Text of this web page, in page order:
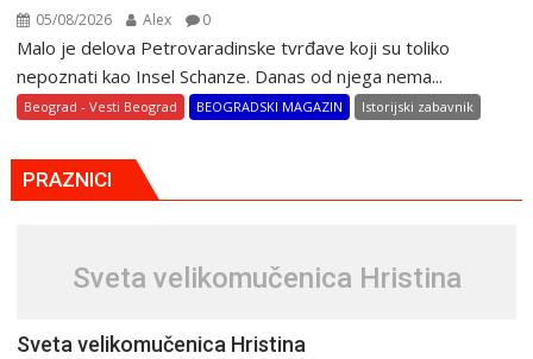
05/08/2026 Alex 0
Malo je delova Petrovaradinske tvrđave koji su toliko
nepoznati kao Insel Schanze. Danas od njega nema...
Beograd - Vesti Beograd BEOGRADSKI MAGAZIN Istorijski zabavnik
PRAZNICI
Svеta vеlikоmučеnica Hristina
Svеta vеlikоmučеnica Hristina